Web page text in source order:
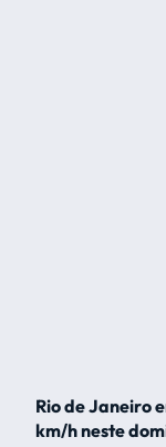
Rio de Janeiro
km/h neste